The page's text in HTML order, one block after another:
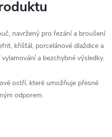
navržený pro řezání a broušení
křišťál, porcelánové dlaždice a
a bezchybné výsledky.
ostří, které umožňuje přesné
odporem.